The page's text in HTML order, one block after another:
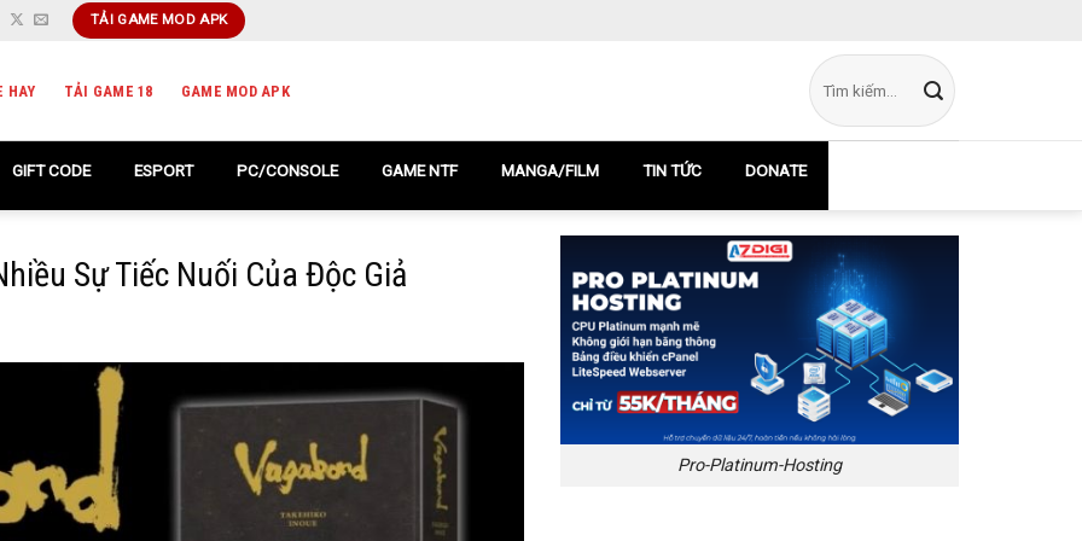
TẢI GAME MOD APK
HAY TẢI GAME 18 GAME MOD APK
GIFT CODE ESPORT PC/CONSOLE GAME NTF MANGA/FILM TIN TỨC DONATE
Sự Tiếc Nuối Của Độc Giả
Pro-Platinum-Hosting